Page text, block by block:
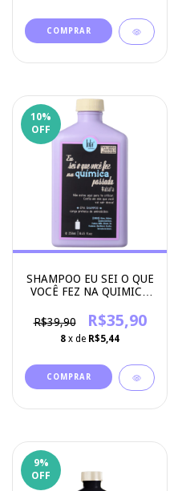
10%
OFF
SHAMPOO EU SEI O QUE
VOCÊ FEZ NA QUIMICA
COSMETICS
R$39,90 R$35,90
8 x de R$5,44
9%
OFF